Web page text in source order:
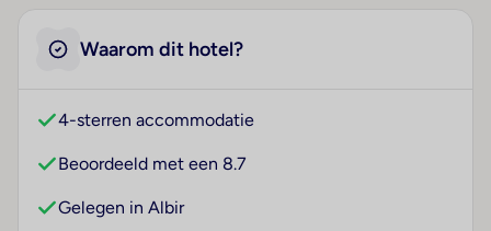
Waarom dit hotel?
4-sterren accommodatie
Beoordeeld met een 8.7
Gelegen in Albir